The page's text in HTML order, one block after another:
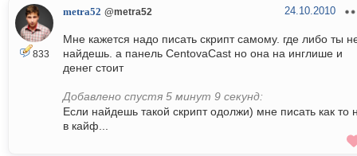
833
metra52 @metra52 24.10.2010
Мне кажется надо писать скрипт самому. где либо ты
найдешь. а панель CentovaCast но она на инглише и
денег стоит
Добавлено спустя 5 минут 9 секунд:
Если найдешь такой скрипт одолжи) мне писать как то
в кайф...